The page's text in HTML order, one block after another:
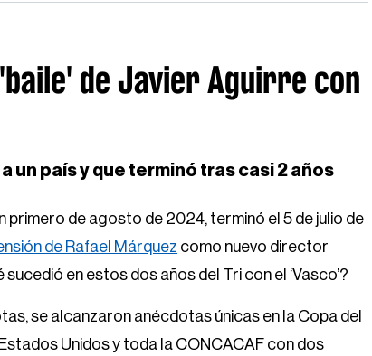
de Javier Aguirre con
un país y que terminó tras casi 2 años
de agosto de 2024, terminó el 5 de julio de
de Rafael Márquez como nuevo director
en estos dos años del Tri con el ‘Vasco’?
se alcanzaron anécdotas únicas en la Copa del
Unidos y toda la CONCACAF con dos